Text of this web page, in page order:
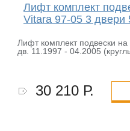
Лифт комплект
Vitara 97-05 3 двери
Лифт комплект подвески
дв. 11.1997 - 04.2005
30 210 Р.